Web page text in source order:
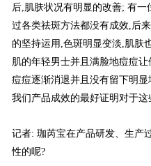
后,肌肤状况有明显的改善; 有
过各类祛斑方法都没有成效,后
的坚持运用,色斑明显变淡,肌肤
肌的年轻男士并且满脸地痘痘
痘痘逐渐消退并且没有留下明
我们产品成效的最好证明对于这
记者: 珈芮宝在产品研发、生产
性的呢?